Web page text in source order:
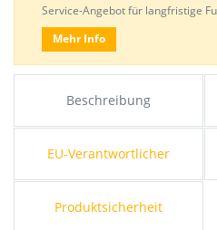
Beschreibung
EU-Verantwortlicher
Produktsicherheit
Service-Angebot für langfristige
Mehr Info